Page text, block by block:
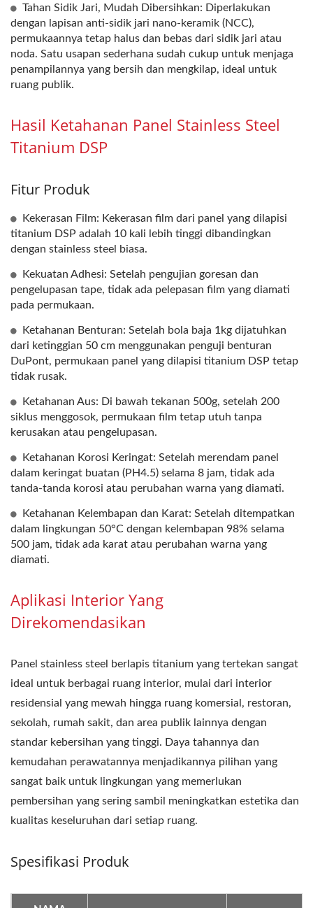
Tahan Sidik Jari, Mudah Dibersihkan: Diperlakukan
dengan lapisan anti-sidik jari nano-keramik (NCC),
permukaannya tetap halus dan bebas dari sidik jari atau
noda. Satu usapan sederhana sudah cukup untuk menjaga
penampilannya yang bersih dan mengkilap, ideal untuk
ruang publik.
Hasil Ketahanan Panel Stainless Steel
Titanium DSP
Fitur Produk
Kekerasan Film: Kekerasan film dari panel yang dilapisi
titanium DSP adalah 10 kali lebih tinggi dibandingkan
dengan stainless steel biasa.
Kekuatan Adhesi: Setelah pengujian goresan dan
pengelupasan tape, tidak ada pelepasan film yang diamati
pada permukaan.
Ketahanan Benturan: Setelah bola baja 1kg dijatuhkan
dari ketinggian 50 cm menggunakan penguji benturan
DuPont, permukaan panel yang dilapisi titanium DSP tetap
tidak rusak.
Ketahanan Aus: Di bawah tekanan 500g, setelah 200
siklus menggosok, permukaan film tetap utuh tanpa
kerusakan atau pengelupasan.
Ketahanan Korosi Keringat: Setelah merendam panel
dalam keringat buatan (PH4.5) selama 8 jam, tidak ada
tanda-tanda korosi atau perubahan warna yang diamati.
Ketahanan Kelembapan dan Karat: Setelah ditempatkan
dalam lingkungan 50°C dengan kelembapan 98% selama
500 jam, tidak ada karat atau perubahan warna yang
diamati.
Aplikasi Interior Yang
Direkomendasikan
Panel stainless steel berlapis titanium yang tertekan sangat
ideal untuk berbagai ruang interior, mulai dari interior
residensial yang mewah hingga ruang komersial, restoran,
sekolah, rumah sakit, dan area publik lainnya dengan
standar kebersihan yang tinggi. Daya tahannya dan
kemudahan perawatannya menjadikannya pilihan yang
sangat baik untuk lingkungan yang memerlukan
pembersihan yang sering sambil meningkatkan estetika dan
kualitas keseluruhan dari setiap ruang.
Spesifikasi Produk